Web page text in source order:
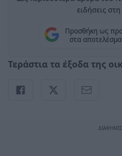
ειδήσεις
Προσθήκη ως
στα
Τεράστια τα έξοδα της